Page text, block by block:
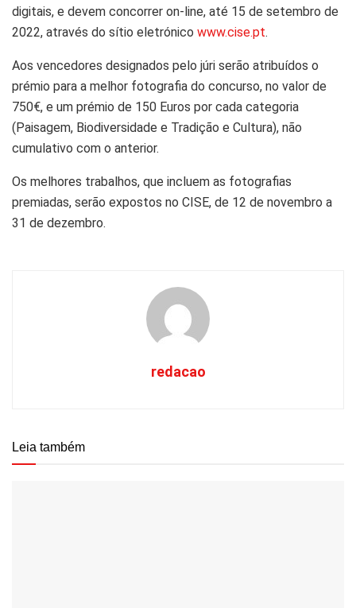
digitais, e devem concorrer on-line, até 15 de setembro de
2022, através do sítio eletrónico www.cise.pt.
Aos vencedores designados pelo júri serão atribuídos o
prémio para a melhor fotografia do concurso, no valor de
750€, e um prémio de 150 Euros por cada categoria
(Paisagem, Biodiversidade e Tradição e Cultura), não
cumulativo com o anterior.
Os melhores trabalhos, que incluem as fotografias
premiadas, serão expostos no CISE, de 12 de novembro a
31 de dezembro.
redacao
Leia também